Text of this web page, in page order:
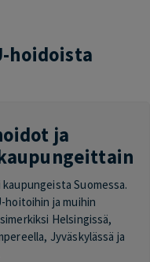
hoidoista
ja
Suomessa.
hoitoihin ja muihin
Helsingissä,
Jyväskylässä ja